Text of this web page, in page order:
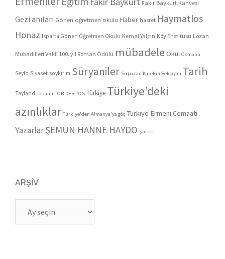
Fakir Baykurt Kahvesi
Gezi anıları Gönen öğretmen okulu Haber hasret Haymatlos
Honaz Isparta Gönen Öğretmen Okulu Kemal Yalçın Köy Enstitüsü Lozan
Mübadilleri Vakfı 100. yıl Roman Ödülü mübadele Okul Osmanlı
Seyfo Siyaset soykırım Süryaniler Sırpazan Karekin Bekçiyan Tarih
Tayland Toplum TÖB-DER TÖS Türkiye Türkiye'deki
azınlıklar Türkiye'den Almanya'ya göç Türkiye Ermeni Cemaati
YazarlarŞEMUN HANNE HAYDO Şiirler
ARŞIV